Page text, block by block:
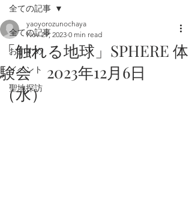
全ての記事
おすすめ
イベント
聖地探訪
全ての記事
「触れる地球」SPHERE 体
験会 2023年12月6日
（水）
yaoyorozunochaya
Nov 29, 2023 0 min read